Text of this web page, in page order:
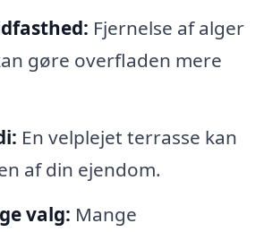
Fjernelse af alger
gøre overfladen mere
En velplejet terrasse kan
af din ejendom.
valg: Mange